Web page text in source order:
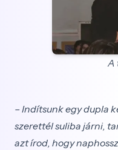
A
– Indítsunk egy dupla
szerettél suliba járni,
azt írod, hogy